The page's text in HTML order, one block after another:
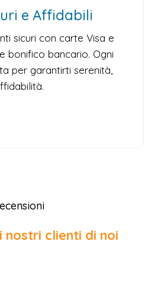
e Affidabili
sicuri con carte Visa e
bonifico bancario. Ogni
per garantirti serenità,
nostri clienti di noi